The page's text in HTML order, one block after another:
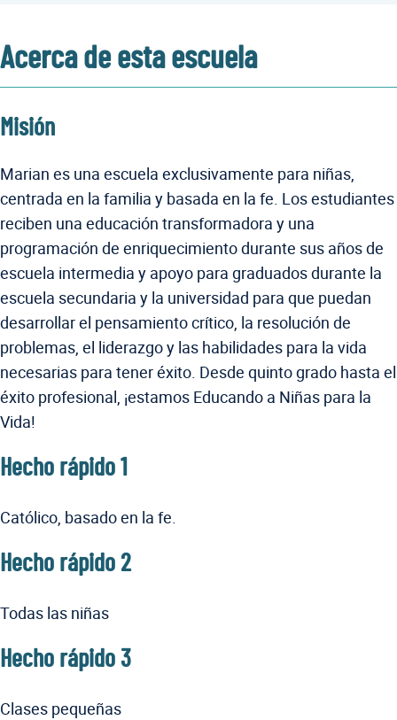
Acerca de esta escuela
Misión
Marian es una escuela exclusivamente para niñas,
centrada en la familia y basada en la fe. Los estudiantes
reciben una educación transformadora y una
programación de enriquecimiento durante sus años de
escuela intermedia y apoyo para graduados durante la
escuela secundaria y la universidad para que puedan
desarrollar el pensamiento crítico, la resolución de
problemas, el liderazgo y las habilidades para la vida
necesarias para tener éxito. Desde quinto grado hasta el
éxito profesional, ¡estamos Educando a Niñas para la
Vida!
Hecho rápido 1
Católico, basado en la fe.
Hecho rápido 2
Todas las niñas
Hecho rápido 3
Clases pequeñas